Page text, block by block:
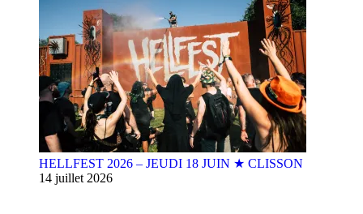
HELLFEST 2026 – JEUDI 18 JUIN ★ CLISSON
14 juillet 2026